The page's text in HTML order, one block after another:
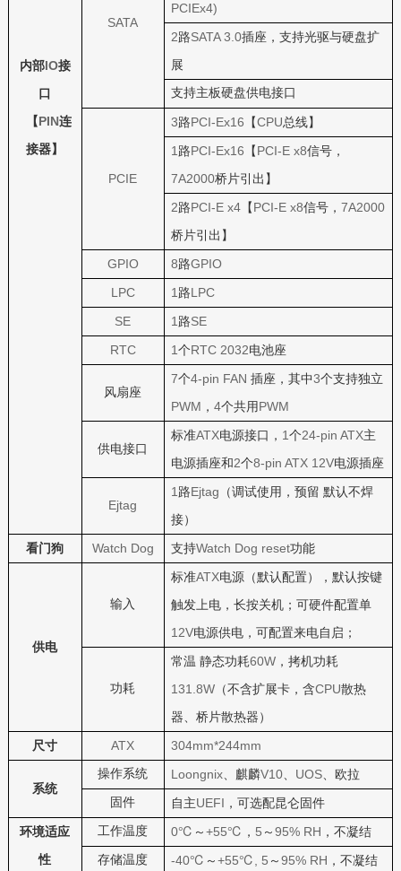
内部IO接
口
【 PIN连
接器】
SATA
PCIEx4)
2路SATA 3.0插座，支持光驱与硬盘扩
展
支持主板硬盘供电接口
PCIE
3路PCI-Ex16 【CPU总线】
1路PCI-Ex16 【 PCI-E x8信号，
7A2000桥片引出】
2路PCI-E x4【 PCI-E x8信号， 7A2000
桥片引出】
GPIO 8路GPIO
LPC
1路LPC
SE
1路SE
RTC
1个RTC 2032电池座
风扇座
7个4-pin FAN 插座，其中3个支持独立
PWM ， 4个共用 PWM
供电接口
标准ATX电源接口， 1个24-pin ATX主
电源插座和2个8-pin ATX 12V电源插座
Ejtag
1路Ejtag （调试使用，预留 默认不焊
接）
看门狗 Watch Dog 支持Watch Dog reset功能
供电
输入
标准ATX电源（默认配置），默认按键
触发上电，长按关机；可硬件配置单
12V电源供电，可配置来电自启；
功耗
常温 静态功耗60W，拷机功耗
131.8W（不含扩展卡，含CPU散热
器、桥片散热器）
尺寸 ATX 304mm*244mm
系统
操作系统 Loongnix、麒麟V10、 UOS、欧拉
固件 自主UEFI ，可选配昆仑固件
环境适应
性
工作温度 0℃ ～ +55℃ ， 5 ～ 95% RH ，不凝结
存储温度 -40℃ ～ +55℃, 5 ～ 95% RH ，不凝结